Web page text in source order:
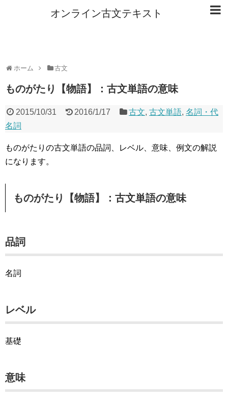
オンライン古文テキスト
ホーム 古文
ものがたり【物語】：古文単語の意味
2015/10/31 2016/1/17 古文,古文単語,名詞・代
名詞
ものがたりの古文単語の品詞、レベル、意味、例文の解説
になります。
ものがたり【物語】：古文単語の意味
品詞
名詞
レベル
基礎
意味